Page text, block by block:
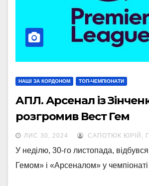
НАШІ ЗА КОРДОНОМ ТОП-ЧЕМПІОНАТИ
АПЛ. Арсенал із
розгромив Вест Гем
ЛИС 30, 2024 САПОТЮК ЮРІЙ,
У неділю, 30-го листопада,
Гемом» і «Арсеналом» у чемпіонаті